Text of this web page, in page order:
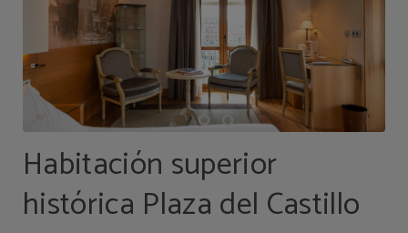
Habitación superior
histórica Plaza del Castillo